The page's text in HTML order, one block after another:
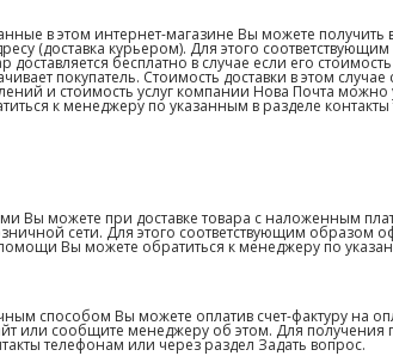
в этом интернет-магазине Вы можете
(доставка курьером). Для этого
доставляется бесплатно в случае если его
покупатель. Стоимость доставки в этом
и стоимость услуг компании Нова Почта
к менеджеру по указанным в разделе
Вы можете при доставке товара с наложенным
сети. Для этого соответствующим образом
Вы можете обратиться к менеджеру по
способом Вы можете оплатив счет-фактуру на
или сообщите менеджеру об этом. Для
телефонам или через раздел Задать вопрос.